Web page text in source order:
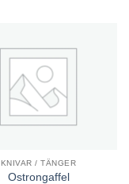
KNIVAR / TÄNGER
Ostrongaffel